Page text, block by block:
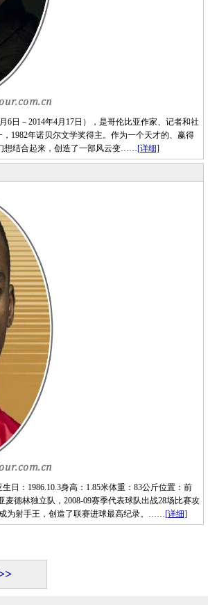
6日－2014年4月17日），是哥伦比亚作家、记者和社
1982年诺贝尔文学奖得主。作为一个天才的、赢得
想结合起来，创造了一部风云变……[详细]
：1986.10.3身高：1.85米体重：83公斤位置：前
德林独立队，2008-09赛季代表球队出战28场比赛攻
为射手王，创造了联赛进球最高纪录。……[详细]